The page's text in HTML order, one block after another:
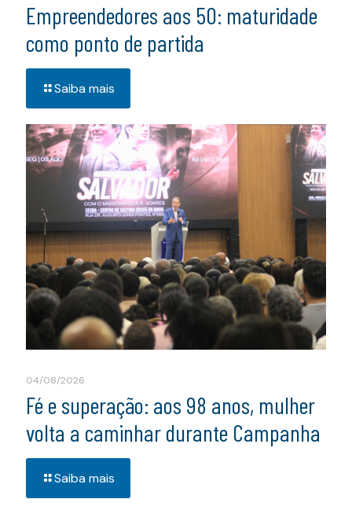
Empreendedores aos 50: maturidade
como ponto de partida
Saiba mais
04/08/2026
Fé e superação: aos 98 anos, mulher
volta a caminhar durante Campanha
Saiba mais